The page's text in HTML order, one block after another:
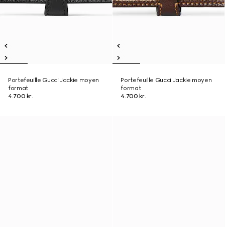
Portefeuille Gucci Jackie moyen
format
4.700 kr.
Portefeuille Gucci Jackie moyen
format
4.700 kr.